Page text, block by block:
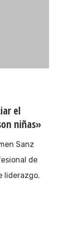
el
niñas»
Sanz
de
liderazgo.